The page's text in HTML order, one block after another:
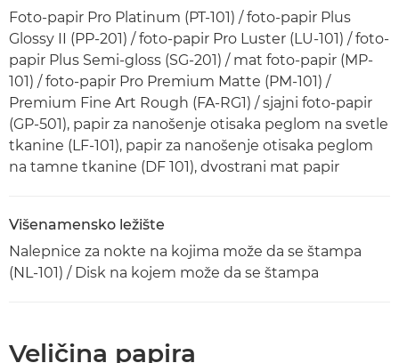
Foto-papir Pro Platinum (PT-101) / foto-papir Plus
Glossy II (PP-201) / foto-papir Pro Luster (LU-101) / foto-
papir Plus Semi-gloss (SG-201) / mat foto-papir (MP-
101) / foto-papir Pro Premium Matte (PM-101) /
Premium Fine Art Rough (FA-RG1) / sjajni foto-papir
(GP-501), papir za nanošenje otisaka peglom na svetle
tkanine (LF-101), papir za nanošenje otisaka peglom
na tamne tkanine (DF 101), dvostrani mat papir
Višenamensko ležište
Nalepnice za nokte na kojima može da se štampa
(NL-101) / Disk na kojem može da se štampa
Veličina papira